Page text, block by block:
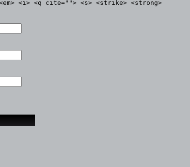
<i> <q cite=""> <s> <strike> <strong>